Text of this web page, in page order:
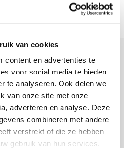
van cookies
content en advertenties te
voor social media te bieden
te analyseren. Ook delen we
van onze site met onze
adverteren en analyse. Deze
combineren met andere
verstrekt of die ze hebben
gebruik van hun services.